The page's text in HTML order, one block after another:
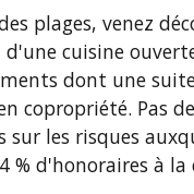
plages, venez
cuisine
dont une
en copropriété.
les risques
% d'honoraires à la